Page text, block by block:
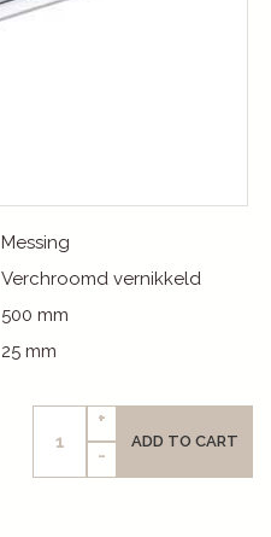
Messing
Verchroomd vernikkeld
500 mm
25 mm
+
-
ADD TO CART